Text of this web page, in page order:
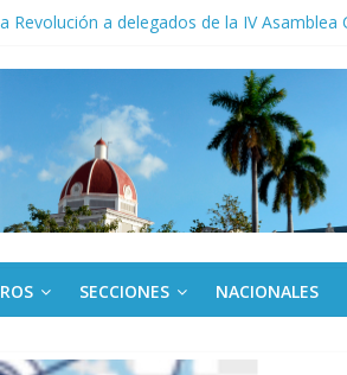
desde la tarjeta Red
legado de Fidel Castro
al escudo
caída
SECCIONES NACIONALES